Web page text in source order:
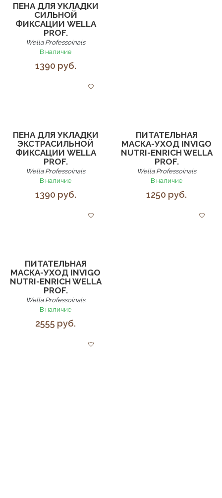
ПЕНА ДЛЯ УКЛАДКИ
СИЛЬНОЙ
ФИКСАЦИИ WELLA
PROF.
Wella Professoinals
В наличие
1390 руб.
ПЕНА ДЛЯ УКЛАДКИ
В наличие
1390 руб.